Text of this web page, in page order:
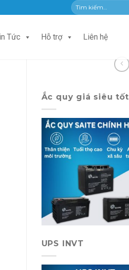
Tìm
kiếm:
Tức Hỗ trợ Liên hệ
Ắc quy giá siêu tốt
UPS INVT